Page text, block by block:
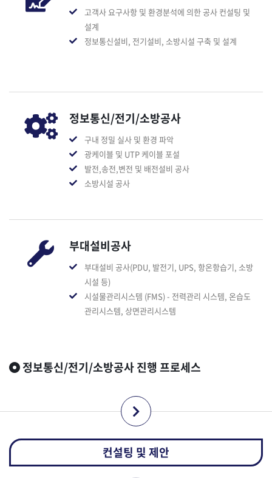
고객사 요구사항 및 환경분석에 의한 공사 컨설팅 및
설계
정보통신설비, 전기설비, 소방시설 구축 및 설계
정보통신/전기/소방공사
구내 정밀 실사 및 환경 파악
광케이블 및 UTP 케이블 포설
발전,송전,변전 및 배전설비 공사
소방시설 공사
부대설비공사
부대설비 공사(PDU, 발전기, UPS, 항온항습기, 소방
시설 등)
시설물관리시스템 (FMS) - 전력관리 시스템, 온습도
관리시스템, 상면관리시스템
정보통신/전기/소방공사 진행 프로세스
컨설팅 및 제안